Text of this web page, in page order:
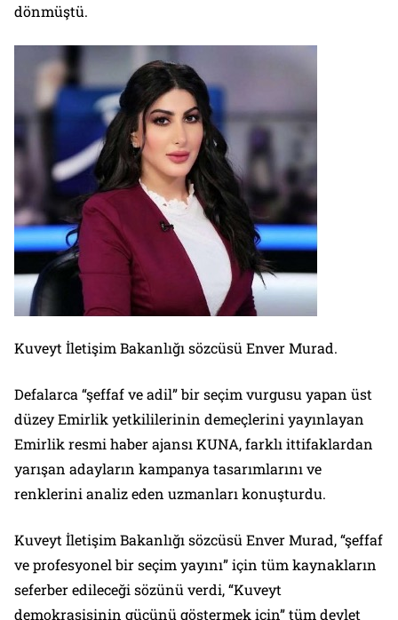
dönmüştü.
Kuveyt İletişim Bakanlığı sözcüsü Enver Murad.
Defalarca “şeffaf ve adil” bir seçim vurgusu yapan üst
düzey Emirlik yetkililerinin demeçlerini yayınlayan
Emirlik resmi haber ajansı KUNA, farklı ittifaklardan
yarışan adayların kampanya tasarımlarını ve
renklerini analiz eden uzmanları konuşturdu.
Kuveyt İletişim Bakanlığı sözcüsü Enver Murad, “şeffaf
ve profesyonel bir seçim yayını” için tüm kaynakların
seferber edileceği sözünü verdi, “Kuveyt
demokrasisinin gücünü göstermek için” tüm devlet